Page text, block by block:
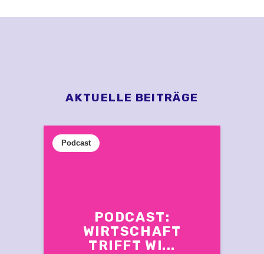
AKTUELLE BEITRÄGE
Podcast
PODCAST:
WIRTSCHAFT
TRIFFT WI...